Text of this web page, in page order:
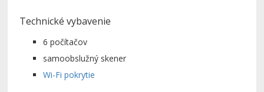
Technické vybavenie
6 počítačov
samoobslužný skener
Wi-Fi pokrytie